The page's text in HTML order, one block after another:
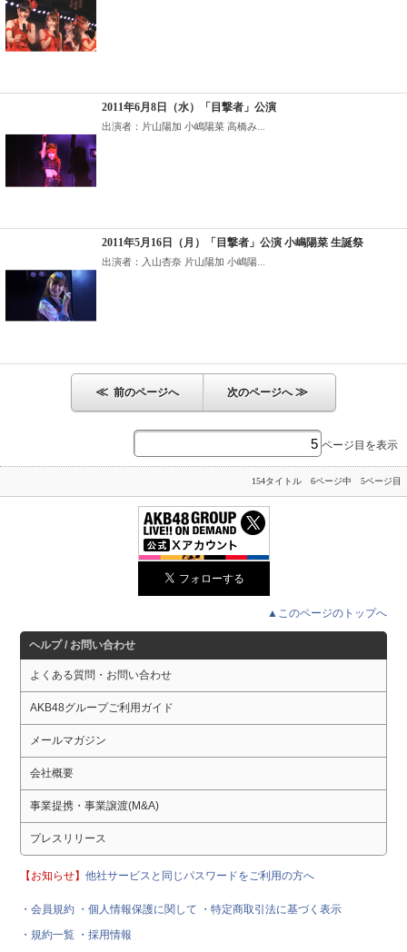
2011年6月8日（水）「目撃者」公演
出演者：片山陽加 小嶋陽菜 高橋み...
2011年5月16日（月）「目撃者」公演 小嶋陽菜 生誕祭
出演者：入山杏奈 片山陽加 小嶋陽...
≪ 前のページへ 次のページへ≫
ページ目を表示
154タイトル 6ページ中 5ページ目
▲このページのトップへ
ヘルプ / お問い合わせ
よくある質問・お問い合わせ
AKB48グループご利用ガイド
メールマガジン
会社概要
事業提携・事業譲渡(M&A)
プレスリリース
【お知らせ】他社サービスと同じパスワードをご利用の方へ
・会員規約 ・個人情報保護に関して
・特定商取引法に基づく表示
・規約一覧 ・採用情報